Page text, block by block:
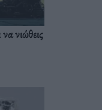
νιώθεις